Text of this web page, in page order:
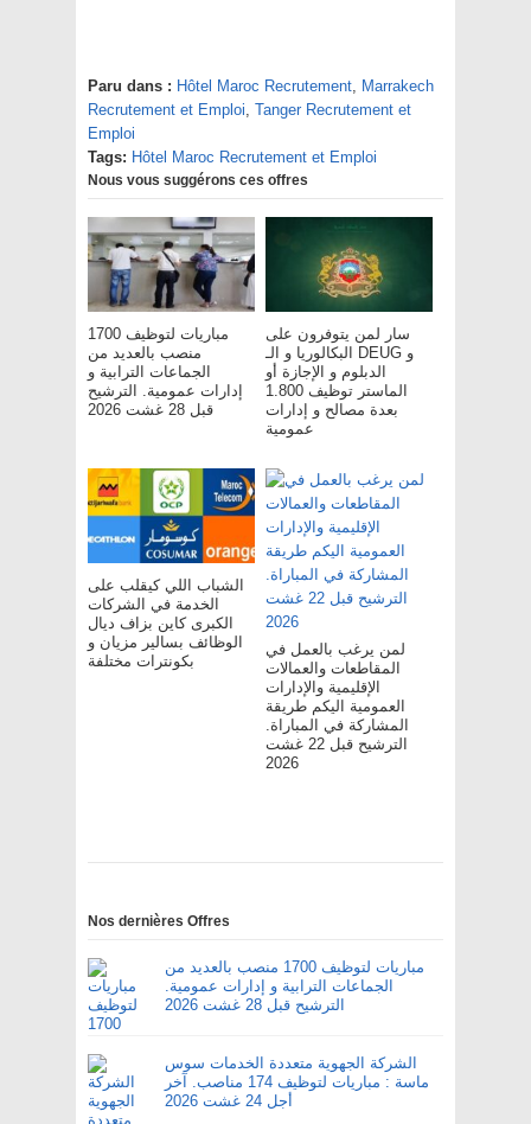
Paru dans : Hôtel Maroc Recrutement, Marrakech
Recrutement et Emploi, Tanger Recrutement et
Emploi
Tags: Hôtel Maroc Recrutement et Emploi
Nous vous suggérons ces offres
مباريات لتوظيف 1700
منصب بالعديد من
الجماعات الترابية و
إدارات عمومية. الترشيح
قبل 28 غشت 2026
سار لمن يتوفرون على
البكالوريا و الـ DEUG و
الدبلوم و الإجازة أو
الماستر توظيف 1.800
بعدة مصالح و إدارات
عمومية
الشباب اللي كيقلب على
الخدمة في الشركات
الكبرى كاين بزاف ديال
الوظائف بسالير مزيان و
بكونترات مختلفة
لمن يرغب بالعمل في
المقاطعات والعمالات
الإقليمية والإدارات
العمومية اليكم طريقة
المشاركة في المباراة.
الترشيح قبل 22 غشت
2026
Nos dernières Offres
مباريات لتوظيف 1700 منصب بالعديد من
الجماعات الترابية و إدارات عمومية.
الترشيح قبل 28 غشت 2026
الشركة الجهوية متعددة الخدمات سوس
ماسة : مباريات لتوظيف 174 مناصب. آخر
أجل 24 غشت 2026